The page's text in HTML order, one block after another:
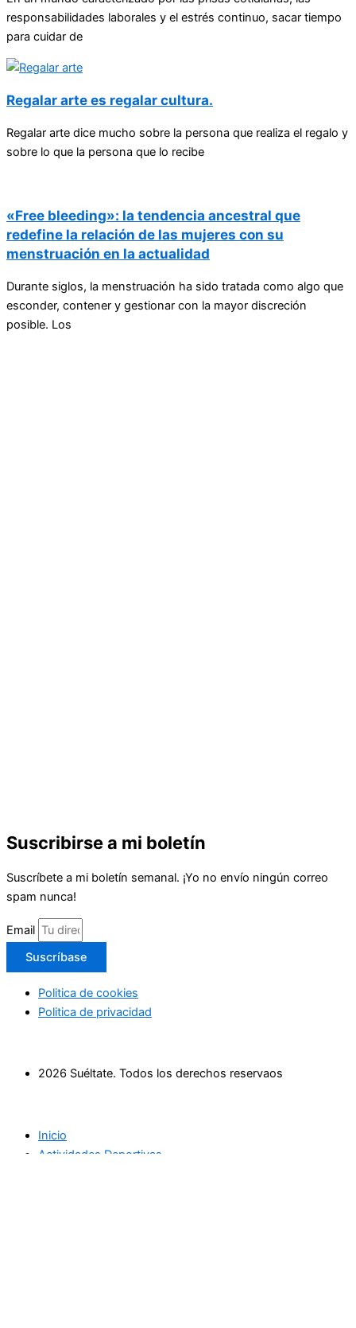
responsabilidades laborales y el estrés continuo, sacar tiempo
para cuidar de
Regalar arte es regalar cultura.
Regalar arte dice mucho sobre la persona que realiza el regalo y
sobre lo que la persona que lo recibe
«Free bleeding»: la tendencia ancestral que
redefine la relación de las mujeres con su
menstruación en la actualidad
Durante siglos, la menstruación ha sido tratada como algo que
esconder, contener y gestionar con la mayor discreción
posible. Los
Suscribirse a mi boletín
Suscríbete a mi boletín semanal. ¡Yo no envío ningún correo
spam nunca!
Email
Suscríbase
Politica de cookies
Politica de privacidad
2026 Suéltate. Todos los derechos reservaos
Inicio
Actividades Deportivas